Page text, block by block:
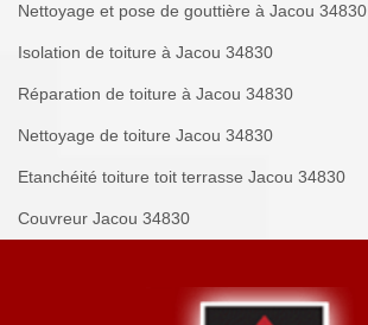
Nettoyage et pose de gouttière à Jacou 34830
Isolation de toiture à Jacou 34830
Réparation de toiture à Jacou 34830
Nettoyage de toiture Jacou 34830
Etanchéité toiture toit terrasse Jacou 34830
Couvreur Jacou 34830